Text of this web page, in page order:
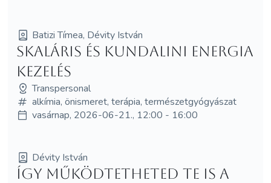
Batizi Tímea, Dévity István
SKALÁRIS ÉS KUNDALINI ENERGIA
KEZELÉS
Transpersonal
alkímia, önismeret, terápia, természetgyógyászat
vasárnap, 2026-06-21., 12:00 - 16:00
Dévity István
Így működtetheted Te is a